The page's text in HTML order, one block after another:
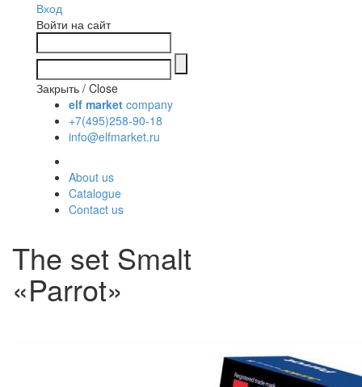
Вход
Войти на сайт
Закрыть / Close
elf market company
+7(495)258-90-18
info@elfmarket.ru
About us
Catalogue
Contact us
The set Smalt
«Parrot»